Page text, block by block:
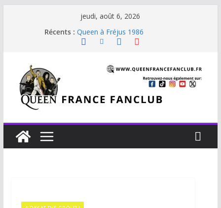
jeudi, août 6, 2026
Récents : Queen à Fréjus 1986
The Cross : Liar
Staying Power (45 tours Japon)